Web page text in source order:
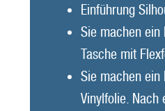
Einführung
Sie machen
Tasche mit
Sie machen
Vinylfolie. Nach